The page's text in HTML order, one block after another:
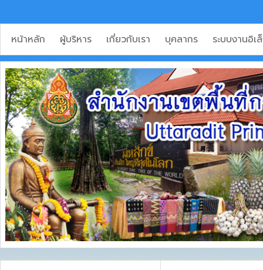
หน้าหลัก ผู้บริหาร เกี่ยวกับเรา บุคลากร ระบบงานอิ